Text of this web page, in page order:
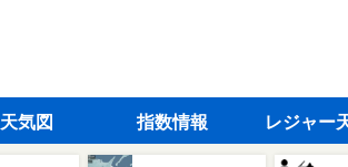
天気図 指数情報 レジャー